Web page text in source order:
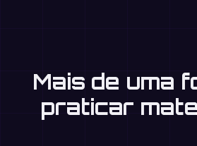
Mais de uma
praticar